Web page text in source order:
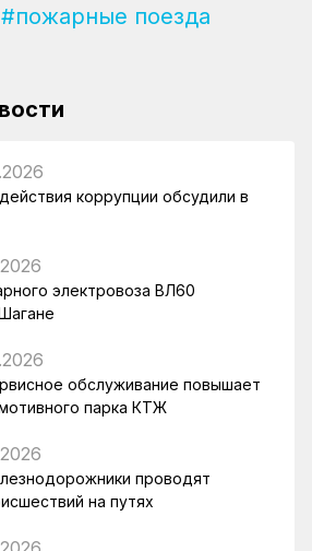
#пожарные поезда
коррупции обсудили в
электровоза ВЛ60
обслуживание повышает
парка КТЖ
проводят
на путях